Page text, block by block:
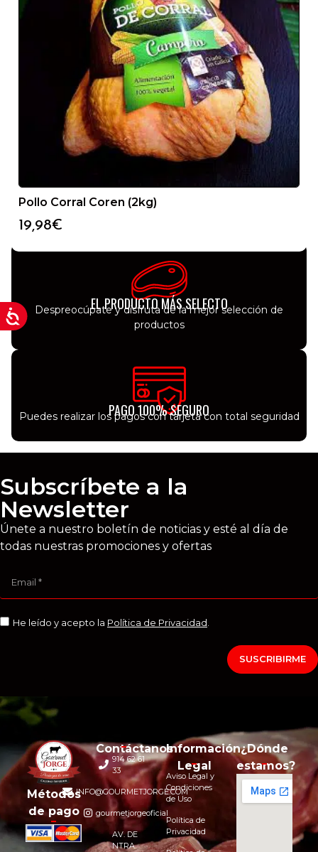
Pollo Corral Coren (2kg)
19,98€
SERVICIO 24/48H
Recibirá su producto en menos de 48h desde que
recibimos el pedido
TRANSPORTE REFRIGERADO
Le llegarán todos nuestros productos como si los
EL PRODUCTO MÁS SELECTO
Despreocúpate y disfruta de la mejor selección de
productos
PAGO 100% SEGURO
Puedes realizar los pagos con tarjeta con total seguridad
Subscríbete a la
Newsletter
Únete a nuestro boletín de noticias y esté al día de
todas nuestras promociones y ofertas
He leído y acepto la Política de Privacidad
SUSCRIBIRME
Métodos
de pago
Contáctanos
914 62 61
33
INFO@GOURMETJORGE.COM
gourmetjorgeoficial
AV. DE
NTRA.
Información
Legal
Aviso Legal y
Condiciones
de Uso
Política de
Privacidad
¿Dónde
estamos?